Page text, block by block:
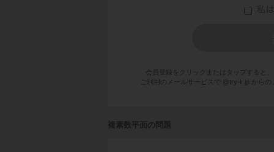
会員登録をクリックまたはタップすると、
ご利用のメールサービスで @try-it.jp から
複素数平面の問題